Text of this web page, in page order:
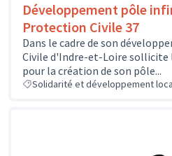
Développement pôle
Protection Civile 37
Dans le cadre de son
Civile d'Indre-et-Loire
pour la création de son pôle...
Solidarité et développement